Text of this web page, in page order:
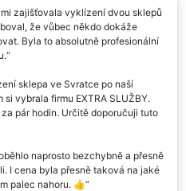
mi zajišťovala vyklízení dvou sklepů
že vůbec někdo dokáže
Byla to absolutně profesionální
sklepa ve Svratce po naší
vybrala firmu EXTRA SLUŽBY.
pár hodin. Určitě doporučuji tuto
naprosto bezchybně a přesně
I cena byla přesně taková na jaké
palec nahoru. 👍